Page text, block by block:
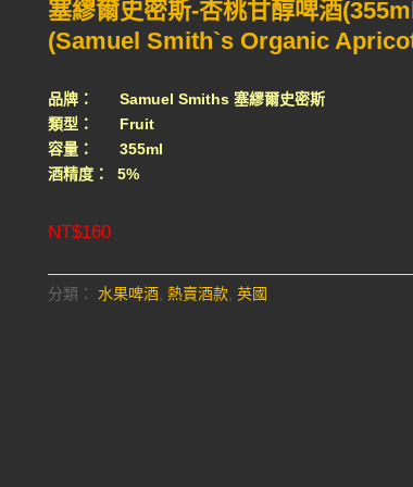
塞繆爾史密斯-杏桃甘醇啤酒
(Samuel Smith`s Organic
品牌： Samuel Smiths 塞繆爾史密斯
類型： Fruit
容量： 355ml
酒精度： 5%
NT$160
分類： 水果啤酒, 熱賣酒款, 英國